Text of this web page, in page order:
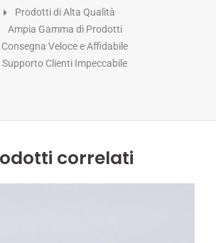
Prodotti di Alta Qualità
Ampia Gamma di Prodotti
Consegna Veloce e Affidabile
Supporto Clienti Impeccabile
correlati